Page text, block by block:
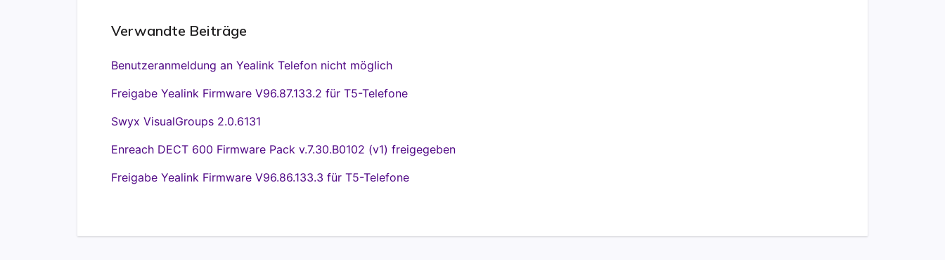
Verwandte Beiträge
Benutzeranmeldung an Yealink Telefon nicht möglich
Freigabe Yealink Firmware V96.87.133.2 für T5-Telefone
Swyx VisualGroups 2.0.6131
Enreach DECT 600 Firmware Pack v.7.30.B0102 (v1) freigegeben
Freigabe Yealink Firmware V96.86.133.3 für T5-Telefone